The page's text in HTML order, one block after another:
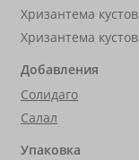
Хризантема
Хризантема
Добавления
Солидаго
Салал
Упаковка